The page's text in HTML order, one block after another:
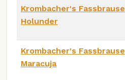
Krombacher's Fassbrause
Holunder
Krombacher's Fassbrause
Maracuja